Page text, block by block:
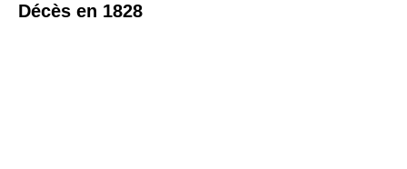
Décès en 1828